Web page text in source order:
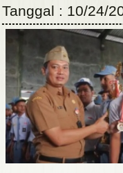
Tanggal : 10/24/